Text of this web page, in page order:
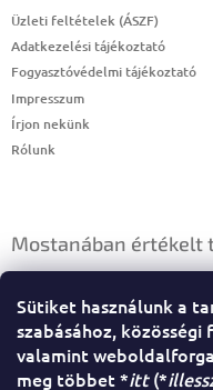
Sütiket használunk a
szabásához,
valamint
meg többet *itt(*
Üzleti feltételek (ÁSZF)
Adatkezelési tájékoztató
Fogyasztóvédelmi tájékoztató
Impresszum
Írjon nekünk
Rólunk
Mostanában értékelt
A termék
|